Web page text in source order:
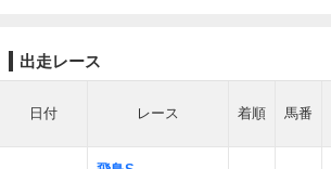
出走レース
日付 レース 着順 馬番